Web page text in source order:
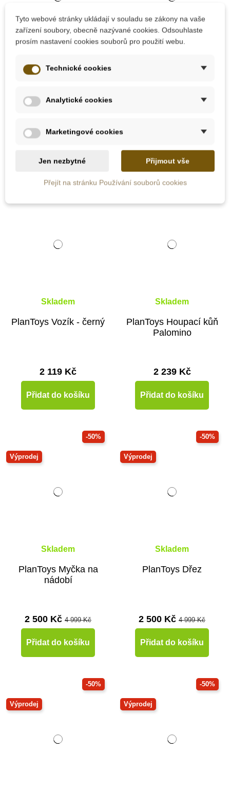
PlanToys Hasičské
Skladem
PlanToys Vozík - černý
2 119 Kč
Přidat do košíku
Skladem
PlanToys Houpací kůň
Palomino
2 239 Kč
Přidat do košíku
-50%
Výprodej
Skladem
PlanToys Myčka na
nádobí
2 500 Kč 4 999 Kč
Přidat do košíku
-50%
Výprodej
Skladem
PlanToys Dřez
2 500 Kč 4 999 Kč
Přidat do košíku
-50%
Výprodej
-50%
Výprodej
Tyto webové stránky ukládají v souladu se zákony na vaše
zařízení soubory, obecně nazývané cookies. Odsouhlaste
prosím nastavení cookies souborů pro použití webu.
Technické cookies
Analytické cookies
Marketingové cookies
Jen nezbytné Přijmout vše
Přejít na stránku Používání souborů cookies